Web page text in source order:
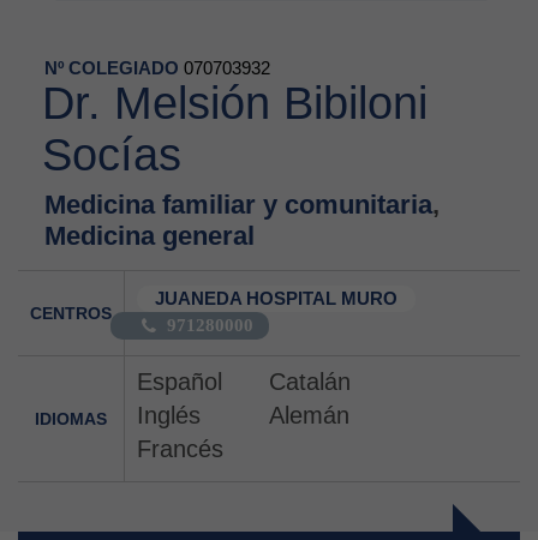
Nº COLEGIADO 070703932
Dr. Melsión Bibiloni
Socías
Medicina familiar y comunitaria,
Medicina general
CENTROS
JUANEDA HOSPITAL MURO
971280000
IDIOMAS
Español
Catalán
Inglés
Alemán
Francés